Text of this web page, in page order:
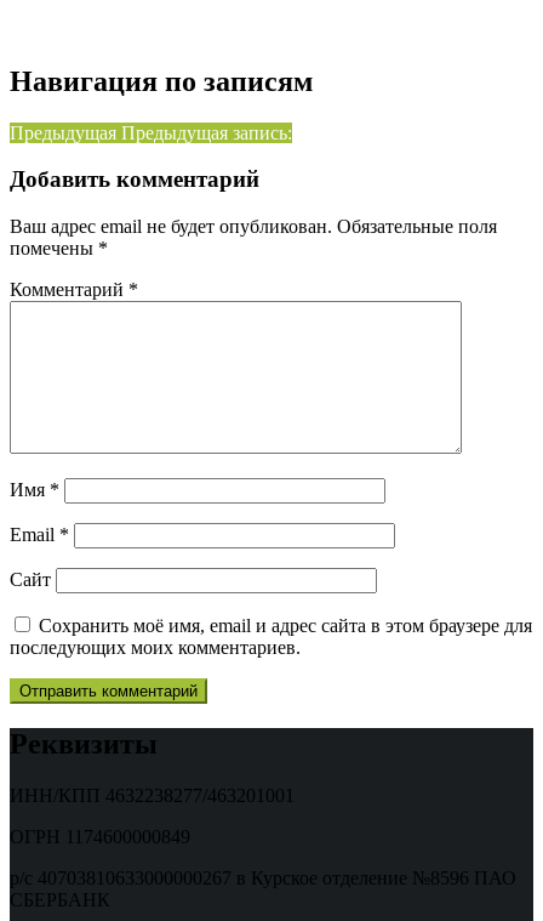
Навигация по записям
Предыдущая Предыдущая запись:
Добавить комментарий
Ваш адрес email не будет опубликован. Обязательные поля
помечены *
Комментарий *
Имя *
Email *
Сайт
Сохранить моё имя, email и адрес сайта в этом браузере для
последующих моих комментариев.
Реквизиты
ИНН/КПП 4632238277/463201001
ОГРН 1174600000849
р/с 40703810633000000267 в Курское отделение №8596 ПАО
СБЕРБАНК